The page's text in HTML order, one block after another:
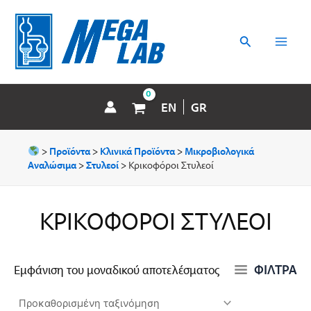
περιεχόμενο
Αναζήτηση
EN GR
> Προϊόντα> Κλινικά Προϊόντα> Μικροβιολογικά
Αναλώσιμα>Στυλεοί> Κρικοφόροι Στυλεοί
ΚΡΙΚΟΦΌΡΟΙ ΣΤΥΛΕΟΊ
Εμφάνιση του μοναδικού αποτελέσματος ΦΙΛΤΡΑ